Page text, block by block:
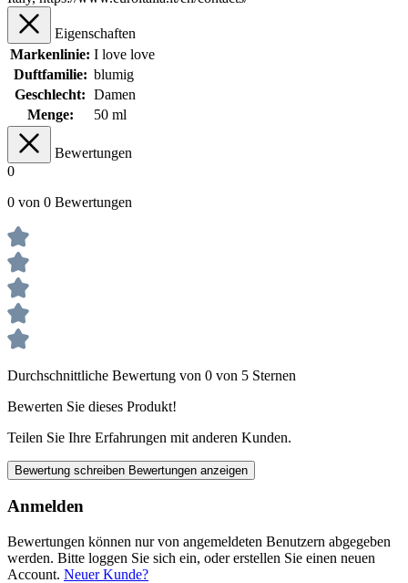
Eigenschaften
Markenlinie: I love love
Duftfamilie: blumig
Geschlecht: Damen
Menge:
50 ml
Bewertungen
0
0 von 0 Bewertungen
Durchschnittliche Bewertung von 0 von 5 Sternen
Bewerten Sie dieses Produkt!
Teilen Sie Ihre Erfahrungen mit anderen Kunden.
Bewertung schreiben Bewertungen anzeigen
Anmelden
Bewertungen können nur von angemeldeten Benutzern abgegeben
werden. Bitte loggen Sie sich ein, oder erstellen Sie einen neuen
Account. Neuer Kunde?